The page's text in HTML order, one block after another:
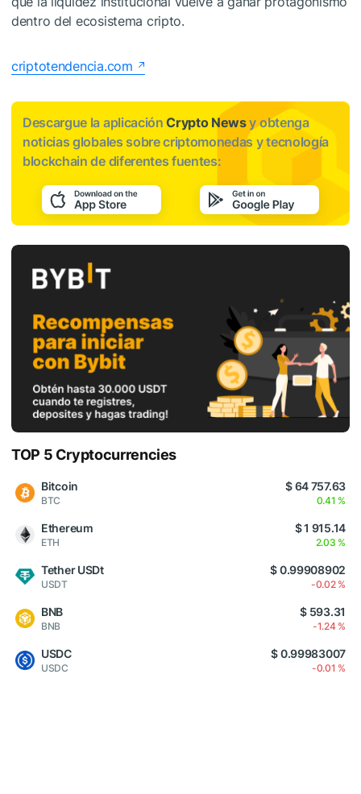
dentro del ecosistema cripto.
criptotendencia.com
Descargue la aplicaciónCrypto Newsy obtenga
noticias globales sobre criptomonedas y tecnología
blockchain de diferentes fuentes:
TOP 5 Cryptocurrencies
Bitcoin
BTC
$ 64 757.63
0.41 %
Ethereum
ETH
$ 1 915.14
2.03 %
Tether USDt
USDT
$ 0.99908902
-0.02 %
BNB
BNB
$ 593.31
-1.24 %
USDC
USDC
$ 0.99983007
-0.01 %